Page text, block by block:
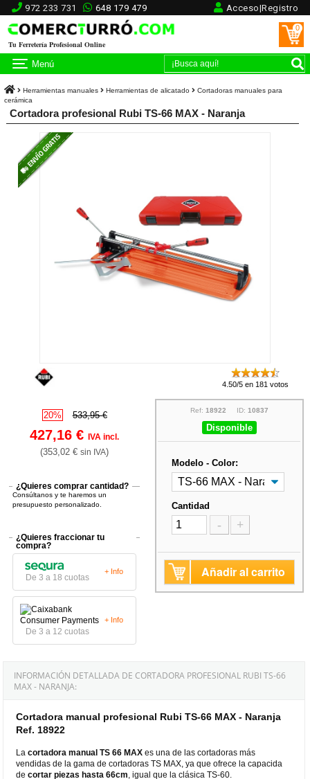
972 233 731 648 179 479 Acceso|Registro
Tu Ferretería Profesional Online
0
Menú
Herramientas manuales Herramientas de alicatado
Cortadoras manuales para
cerámica
Cortadora profesional Rubi TS-66 MAX - Naranja
4.50/5 en 181 votos
20% 533,95 €
427,16 €IVA incl.
(353,02 €sin IVA)
¿Quieres comprar cantidad?
Consúltanos y te haremos un
presupuesto personalizado.
¿Quieres fraccionar tu
compra?
De 3 a 18 cuotas
+ Info
De 3 a 12 cuotas
+ Info
Ref: 18922 ID: 10837
Disponible
Modelo - Color:
Cantidad
- +
Añadir al carrito
INFORMACIÓN DETALLADA DE CORTADORA PROFESIONAL RUBI TS-66
MAX - NARANJA:
Cortadora manual profesional Rubi TS-66 MAX - Naranja
Ref. 18922
Lacortadora manual TS 66 MAX es una de las cortadoras más
vendidas de la gama de cortadoras TS MAX, ya que ofrece la capacida
decortar piezas hasta 66cm , igual que la clásica TS-60.